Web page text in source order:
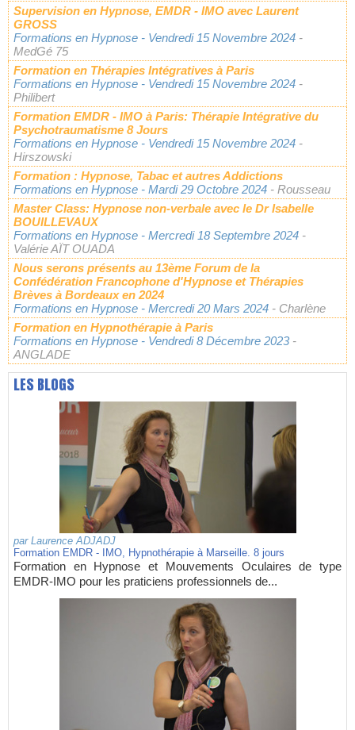
Supervision en Hypnose, EMDR - IMO avec Laurent
GROSS
Formations en Hypnose - Vendredi 15 Novembre 2024 -
MedGé 75
Formation en Thérapies Intégratives à Paris
Formations en Hypnose - Vendredi 15 Novembre 2024 -
Philibert
Formation EMDR - IMO à Paris: Thérapie Intégrative du
Psychotraumatisme 8 Jours
Formations en Hypnose - Vendredi 15 Novembre 2024 -
Hirszowski
Formation : Hypnose, Tabac et autres Addictions
Formations en Hypnose - Mardi 29 Octobre 2024 - Rousseau
Master Class: Hypnose non-verbale avec le Dr Isabelle
BOUILLEVAUX
Formations en Hypnose - Mercredi 18 Septembre 2024 -
Valérie AÏT OUADA
Nous serons présents au 13ème Forum de la
Confédération Francophone d'Hypnose et Thérapies
Brèves à Bordeaux en 2024
Formations en Hypnose - Mercredi 20 Mars 2024 - Charlène
Formation en Hypnothérapie à Paris
Formations en Hypnose - Vendredi 8 Décembre 2023 -
ANGLADE
LES BLOGS
par Laurence ADJADJ
Formation EMDR - IMO, Hypnothérapie à Marseille. 8 jours
Formation en Hypnose et Mouvements Oculaires de type
EMDR-IMO pour les praticiens professionnels de...